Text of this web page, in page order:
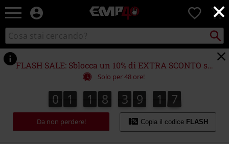
×
EMP
Musica,
Serie
TV
&
Videogame
merch
Abbigliamento
Alternativo
0
Cerca
nel
catalogo
Cerca
Punto
di
ritiro
FLASH SALE: Sblocca un 10% di EXTRA SCONTO su (quasi) TUTTO!*
Solo per 48 ore!
0
0 1
1 1
1 8
8 3
3 9
9 1
1
1
1 6
7
6
8
7
Da non perdere! Copia il codice FLASH